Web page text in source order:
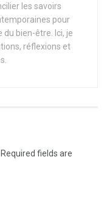
les savoirs
pour
du bien-être. Ici, je
réflexions et
Required fields are